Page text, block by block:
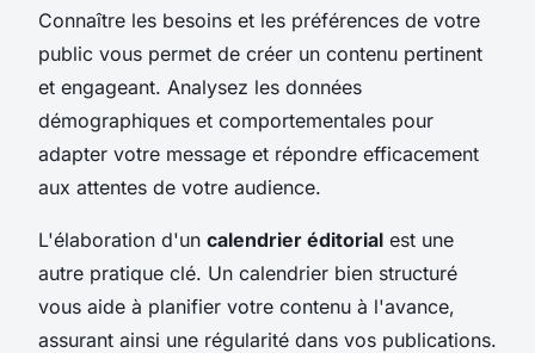
Connaître les besoins et les préférences de votre
public vous permet de créer un contenu pertinent
et engageant. Analysez les données
démographiques et comportementales pour
adapter votre message et répondre efficacement
aux attentes de votre audience.
L'élaboration d'un calendrier éditorial est une
autre pratique clé. Un calendrier bien structuré
vous aide à planifier votre contenu à l'avance,
assurant ainsi une régularité dans vos publications.